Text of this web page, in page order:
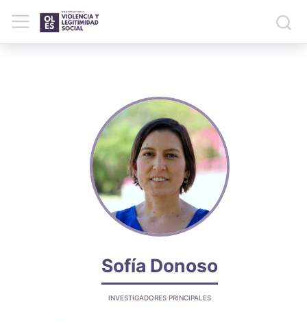
Sofía Donoso
INVESTIGADORES PRINCIPALES